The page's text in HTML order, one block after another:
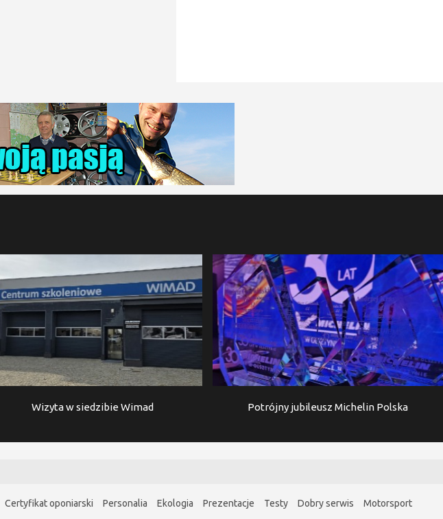
Wizyta w siedzibie Wimad Potrójny jubileusz Michelin Polska
Certyfikat oponiarski Personalia Ekologia Prezentacje Testy Dobry serwis
Motorsport